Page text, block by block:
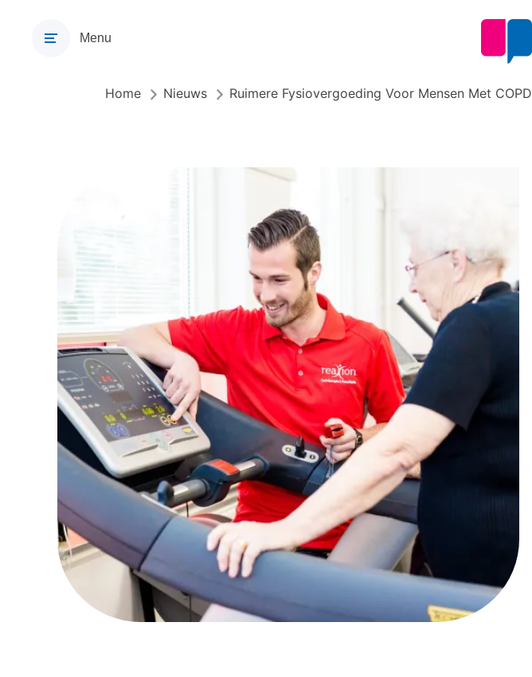
Menu
Kruimelpad
Home Nieuws Ruimere Fysiovergoeding Voor Mensen Met COPD